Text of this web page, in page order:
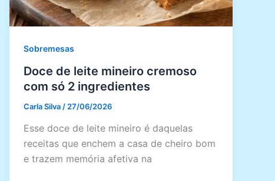
Sobremesas
Doce de leite mineiro cremoso
com só 2 ingredientes
Carla Silva / 27/06/2026
Esse doce de leite mineiro é daquelas
receitas que enchem a casa de cheiro bom
e trazem memória afetiva na